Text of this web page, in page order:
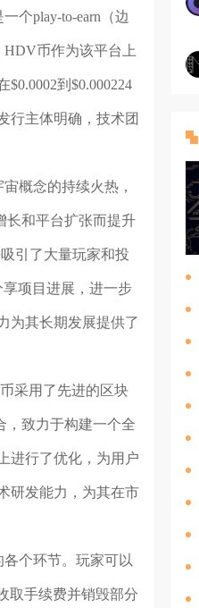
个play-to-earn（边
币作为该平台上
到$0.000224
行主体明确，技术团
概念的持续火热，
长和平台扩张而提升
引了大量玩家和投
项目进展，进一步
为其长期发展提供了
采用了先进的区块
，致力于构建一个全
进行了优化，为用户
研发能力，为其在市
个环节。玩家可以
取手续费并销毁部分